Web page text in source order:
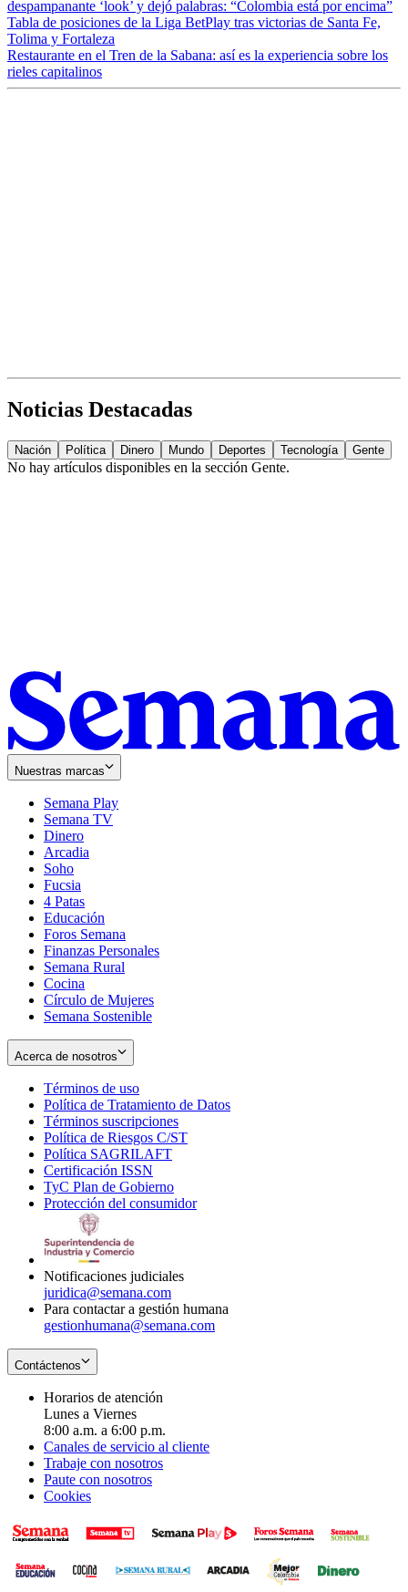
despampanante ‘look’ y dejó palabras: “Colombia está por encima”
Tabla de posiciones de la Liga BetPlay tras victorias de Santa Fe,
Tolima y Fortaleza
Restaurante en el Tren de la Sabana: así es la experiencia sobre los
rieles capitalinos
Noticias Destacadas
Nación Política Dinero Mundo Deportes Tecnología Gente
No hay artículos disponibles en la sección Gente.
Nuestras marcas
Semana Play
Semana TV
Dinero
Arcadia
Soho
in
new
window
Fucsia
in
new
window
4 Patas
Educación
Foros Semana
Finanzas Personales
Semana Rural
Cocina
Círculo de Mujeres
Semana Sostenible
Acerca de nosotros
Términos de uso
in
new
window
Política de Tratamiento de Datos
Términos suscripciones
in
Política de Riesgos C/ST
Política SAGRILAFT
new
window
Certificación ISSN
in
new
TyC Plan de Gobierno
in
Protección del consumidorOpens
Notificaciones judiciales
juridica@semana.com
Para contactar a gestión humana
gestionhumana@semana.com
Contáctenos
Horarios de atención
Lunes a Viernes
8:00 a.m. a 6:00 p.m.
Canales de servicio al cliente
Trabaje con nosotros
Paute con nosotros
Cookies